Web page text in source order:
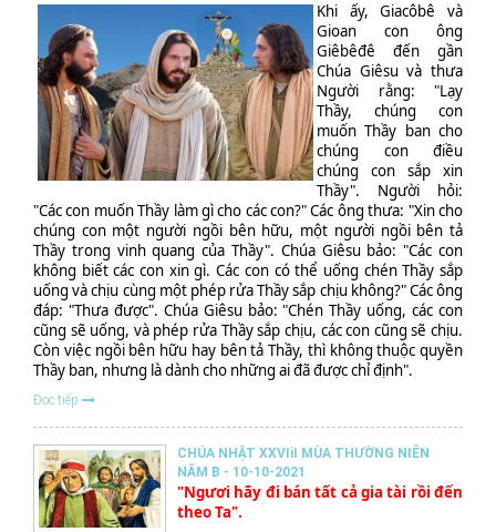
Khi ấy, Giacôbê và
Gioan con ông
Giêbêđê đến gần
Chúa Giêsu và thưa
Người rằng: "Lạy
Thầy, chúng con
muốn Thầy ban cho
chúng con điều
chúng con sắp xin
Thầy". Người hỏi:
"Các con muốn Thầy làm gì cho các con?" Các ông thưa: "Xin cho
chúng con một người ngồi bên hữu, một người ngồi bên tả
Thầy trong vinh quang của Thầy". Chúa Giêsu bảo: "Các con
không biết các con xin gì. Các con có thể uống chén Thầy sắp
uống và chịu cùng một phép rửa Thầy sắp chịu không?" Các ông
đáp: "Thưa được". Chúa Giêsu bảo: "Chén Thầy uống, các con
cũng sẽ uống, và phép rửa Thầy sắp chịu, các con cũng sẽ chịu.
Còn việc ngồi bên hữu hay bên tả Thầy, thì không thuộc quyền
Thầy ban, nhưng là dành cho những ai đã được chỉ định".
Đọc tiếp
CHÚA NHẬT XXVIiI MÙA THƯỜNG NIÊN
NĂM B - 10-10-2021
"Ngươi hãy đi bán tất cả gia tài rồi đến
theo Ta".